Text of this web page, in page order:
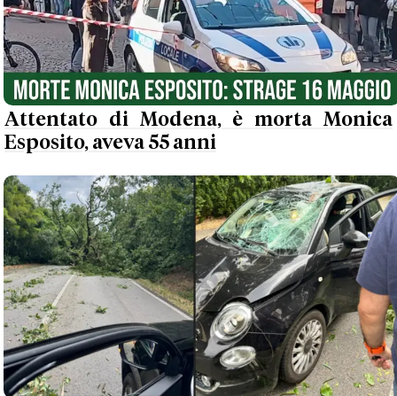
Attentato di Modena, è morta Monica
Esposito, aveva 55 anni